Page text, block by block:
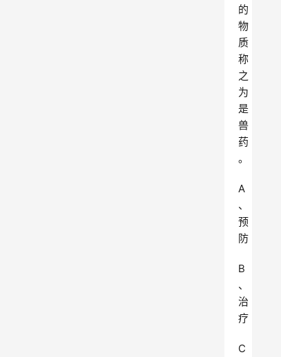
的
物
质
称
之
为
是
兽
药
。
A
、
预
防
B
、
治
疗
C